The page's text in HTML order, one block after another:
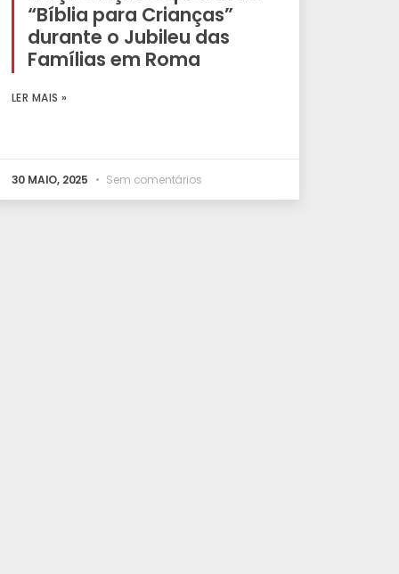
“Bíblia para Crianças”
durante o Jubileu das
Famílias em Roma
LER MAIS »
30 MAIO, 2025 Sem comentários